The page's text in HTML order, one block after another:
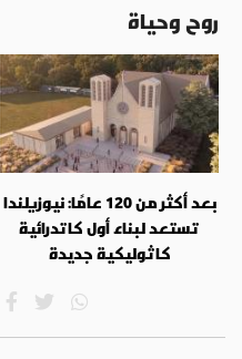
روح وحياة
بعد أكثر من 120 عامًا: نيوزيلندا
تستعد لبناء أول كاتدرائية
كاثوليكية جديدة